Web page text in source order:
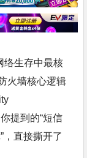
络生存中最核
火墙核心逻辑
提到的“短信
，直接撕开了